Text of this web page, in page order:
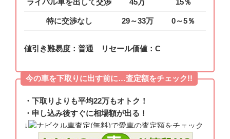
ライバル車を出して交渉 45万 15％
特に交渉なし 29～33万 0～5％
値引き難易度：普通 リセール価値：C
今の車を下取りに出す前に…査定額をチェック!!
・下取りよりも平均22万もオトク！
・申し込み後すぐに相場額が出る！
↓
ナビクル車査定(無料)で愛車の査定額をチェック